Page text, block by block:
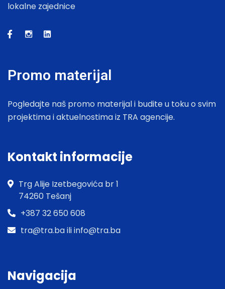
lokalne zajednice
Promo materijal
Pogledajte naš promo materijal i budite u toku o svim
projektima i aktuelnostima iz TRA agencije.
Kontakt informacije
Trg Alije Izetbegovića br 1
74260 Tešanj
+387 32 650 608
tra@tra.ba ili info@tra.ba
Navigacija